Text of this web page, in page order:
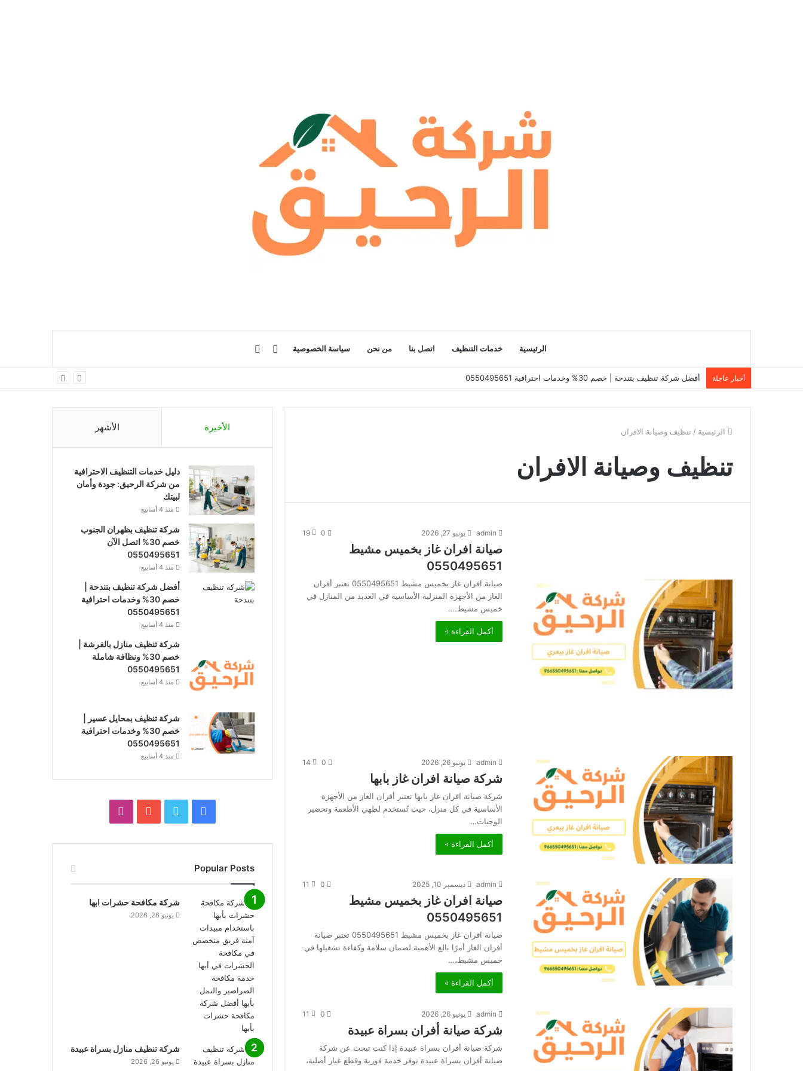
الرئيسية خدمات التنظيف اتصل بنا من نحن سياسة الخصوصية إضافة
أخبار عاجلة أفضل شركة تنظيف بتندحة | خصم 30% وخدمات احترافية 0550495651
الرئيسية / تنظيف وصيانة الافران
تنظيف وصيانة الافران
admin يونيو 27, 2026 0
19
صيانة افران غاز بخميس مشيط
0550495651
صيانة افران غاز بخميس مشيط 0550495651 تعتبر أفران
الغاز من الأجهزة المنزلية الأساسية في العديد من المنازل في
خميس مشيط.…
أكمل القراءة »
admin يونيو 26, 2026 0
14
شركة صيانة افران غاز بابها
شركة صيانة افران غاز بابها تعتبر أفران الغاز من الأجهزة
الأساسية في كل منزل، حيث تُستخدم لطهي الأطعمة وتحضير
الوجبات…
أكمل القراءة »
admin ديسمبر 10, 2025 0
11
صيانة افران غاز بخميس مشيط
0550495651
صيانة افران غاز بخميس مشيط 0550495651 تعتبر صيانة
أفران الغاز أمرًا بالغ الأهمية لضمان سلامة وكفاءة تشغيلها في
خميس مشيط،…
أكمل القراءة »
admin يونيو 26, 2026 0
11
شركة صيانة أفران بسراة عبيدة
شركة صيانة أفران بسراة عبيدة إذا كنت تبحث عن شركة
صيانة أفران بسراة عبيدة توفر خدمة فورية وقطع غيار أصلية،
الأخيرة الأشهر
دليل خدمات التنظيف الاحترافية
من شركة الرحيق: جودة وأمان
لبيتك
منذ 4 أسابيع
شركة تنظيف بظهران الجنوب
خصم 30% اتصل الآن
0550495651
منذ 4 أسابيع
أفضل شركة تنظيف بتندحة |
خصم 30% وخدمات احترافية
0550495651
منذ 4 أسابيع
شركة تنظيف منازل بالفرشة |
خصم 30% ونظافة شاملة
0550495651
منذ 4 أسابيع
شركة تنظيف بمحايل عسير |
خصم 30% وخدمات احترافية
0550495651
منذ 4 أسابيع
فيسبوكتويتر يوتيوبانستقرام
Popular Posts
شركة مكافحة حشرات ابها
يونيو 26, 2026
شركة تنظيف منازل بسراة عبيدة
يونيو 26, 2026